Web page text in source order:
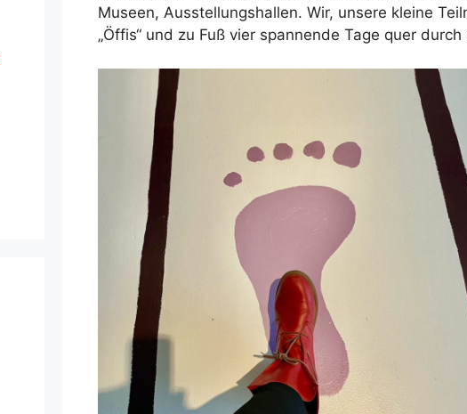
Museen, Ausstellungshallen. Wir, unsere kleine
„Öffis“ und zu Fuß vier spannende Tage quer